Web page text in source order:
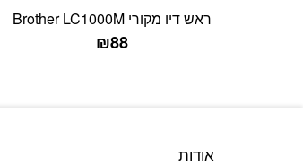
ראש דיו מקורי Brother LC1000M
₪88
אודות